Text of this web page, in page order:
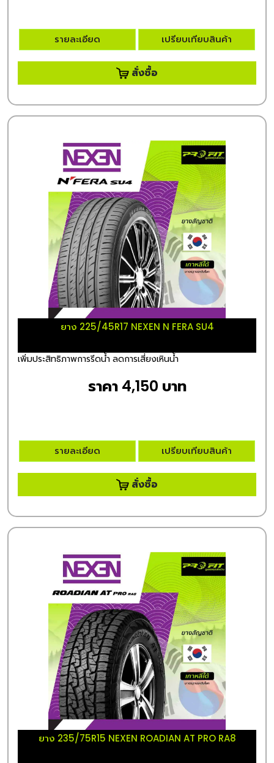
รายละเอียด เปรียบเทียบสินค้า
สั่งซื้อ
ยาง 225/45R17 NEXEN N FERA SU4
เพิ่มประสิทธิภาพการรีดน้ำ ลดการเสี่ยงเหินน้ำ
ราคา 4,150 บาท
รายละเอียด เปรียบเทียบสินค้า
สั่งซื้อ
ยาง 235/75R15 NEXEN ROADIAN AT PRO RA8